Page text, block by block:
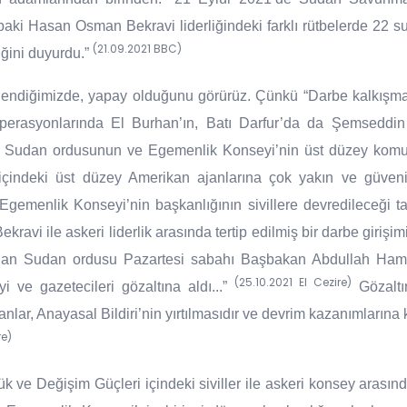
Hasan Osman Bekravi liderliğindeki farklı rütbelerde 22
duyurdu.” (21.09.2021 BBC)
yapay olduğunu görürüz. Çünkü “Darbe
El Burhan’ın, Batı Darfur’da da
ordusunun ve Egemenlik Konseyi’nin üst düzey
üst düzey Amerikan ajanlarına çok yakın ve
Konseyi’nin başkanlığının sivillere devredileceği
ile askeri liderlik arasında tertip edilmiş bir darbe
Sudan ordusu Pazartesi sabahı Başbakan Abdullah
ve gazetecileri gözaltına aldı...” (25.10.2021 El Cezire)
Anayasal Bildiri’nin yırtılmasıdır ve devrim
ve Değişim Güçleri içindeki siviller ile askeri konsey